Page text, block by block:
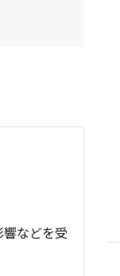
などを受